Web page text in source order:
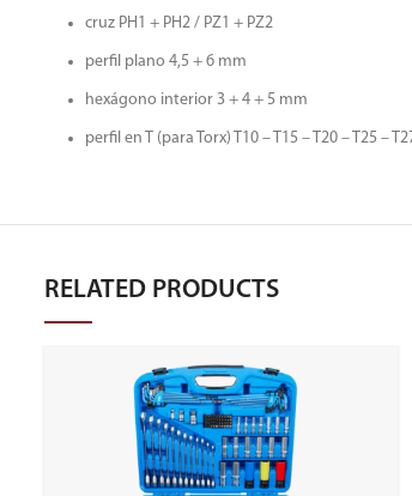
cruz PH1 + PH2 / PZ1 + PZ2
perfil plano 4,5 + 6 mm
hexágono interior 3 + 4 + 5 mm
perfil en T (para Torx) T10 – T15 – T20 – T25 –
RELATED PRODUCTS